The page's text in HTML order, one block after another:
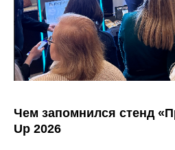
Чем запомнился стенд
Up 2026